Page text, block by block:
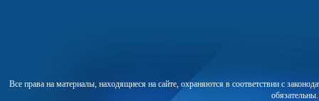
Все права на материалы, находящиеся на сайте, охраняются в соответствии с